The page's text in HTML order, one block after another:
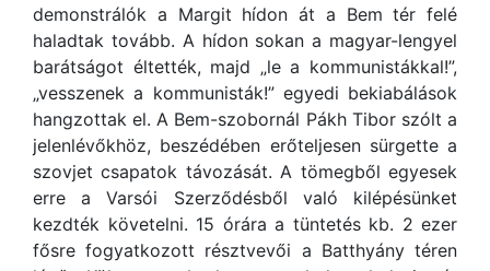
demonstrálók a Margit hídon át a Bem tér felé
haladtak tovább. A hídon sokan a magyar-lengyel
barátságot éltették, majd „le a kommunistákkal!”,
„vesszenek a kommunisták!” egyedi bekiabálások
hangzottak el. A Bem-szobornál Pákh Tibor szólt a
jelenlévőkhöz, beszédében erőteljesen sürgette a
szovjet csapatok távozását. A tömegből egyesek
erre a Varsói Szerződésből való kilépésünket
kezdték követelni. 15 órára a tüntetés kb. 2 ezer
fősre fogyatkozott résztvevői a Batthyány téren